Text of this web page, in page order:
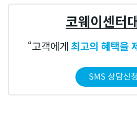
코웨이센터
고객에게 최고의 혜택을
SMS 상담신청